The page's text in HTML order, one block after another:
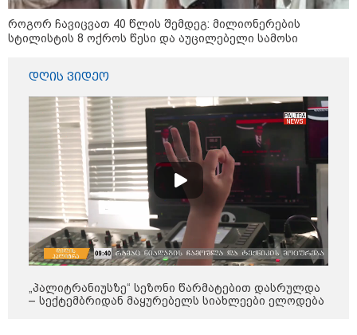
12:34 / 08-08-2026
რას აცხადებს ირაკლი კობახიძე
ელექტროენერგიის რამდენჯერმე
გათიშვასთან დაკავშირებით?
"სიმბოლურია, რომ კობახიძის
მოღალატეობრივი განცხადება
როგორ ჩავიცვათ 40 წლის შემდეგ: მილიონერების
სტილისტის 8 ოქროს წესი და აუცილებელი სამოსი
დღის ვიდეო
„პალიტრანიუსზე“ სეზონი წარმატებით დასრულდა
– სექტემბრიდან მაყურებელს სიახლეები ელოდება